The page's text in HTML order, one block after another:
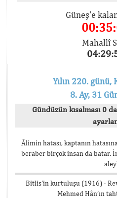
Güneş'e
Mahallî
Yılın 220. günü,
8. Ay, 31
Gündüzün kısalması 0
Âlimin hatası, kaptanın
beraber birçok insan da batar.
Bitlis’in kurtuluşu (1916) -
Mehmed Hân’ın